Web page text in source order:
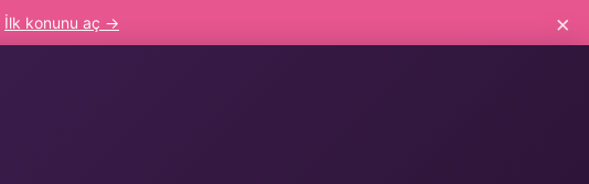
İlk konunu aç → ×